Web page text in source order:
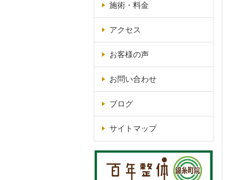
施術・料金
アクセス
お客様の声
お問い合わせ
ブログ
サイトマップ